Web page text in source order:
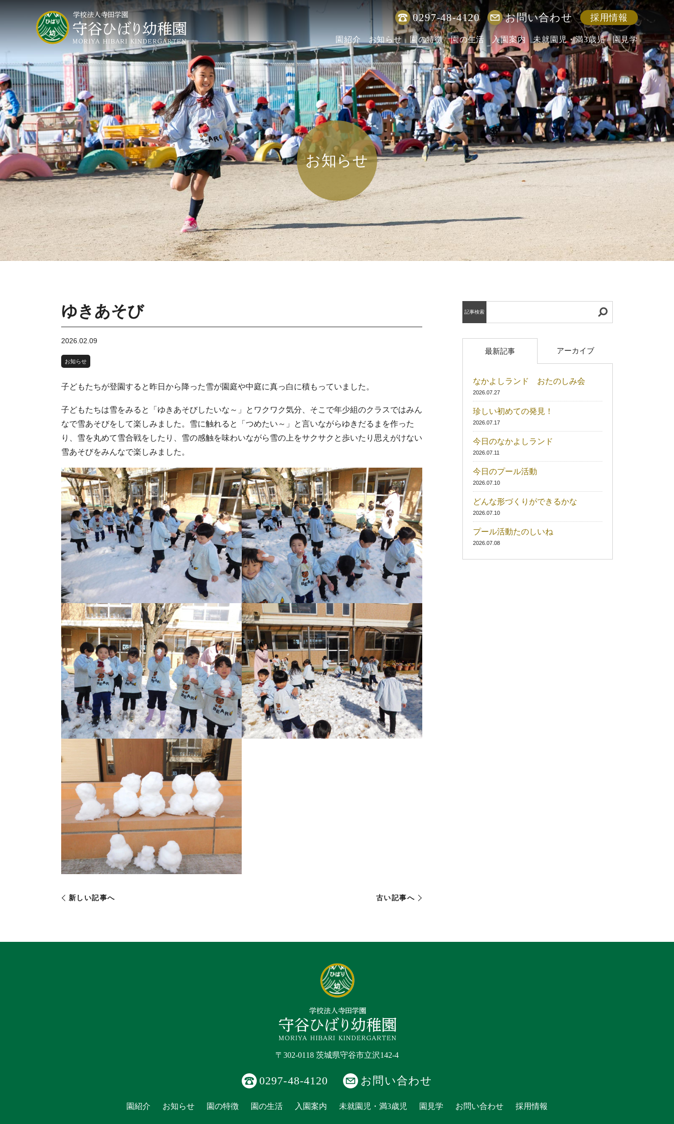
0297-48-4120 お問い合わせ 採用情報
園紹介 お知らせ 園の特徴 園の生活 入園案内 未就園児・満3歳児 園見学
お知らせ
ゆきあそび
2026.02.09
お知らせ
子どもたちが登園すると昨日から降った雪が園庭や中庭に真っ白に積もっていました。
子どもたちは雪をみると「ゆきあそびしたいな～」とワクワク気分、そこで年少組のクラスではみん
なで雪あそびをして楽しみました。雪に触れると「つめたい～」と言いながらゆきだるまを作った
り、雪を丸めて雪合戦をしたり、雪の感触を味わいながら雪の上をサクサクと歩いたり思えがけない
雪あそびをみんなで楽しみました。
新しい記事へ 古い記事へ
記事検索
最新記事 アーカイブ
なかよしランド おたのしみ会
2026.07.27
珍しい初めての発見！
2026.07.17
今日のなかよしランド
2026.07.11
今日のプール活動
2026.07.10
どんな形づくりができるかな
2026.07.10
プール活動たのしいね
2026.07.08
〒302-0118 茨城県守谷市立沢142-4
0297-48-4120 お問い合わせ
園紹介 お知らせ 園の特徴 園の生活 入園案内 未就園児・満3歳児 園見学 お問い合わせ 採用情報